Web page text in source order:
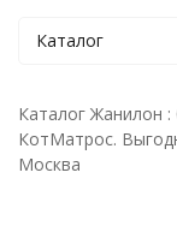
Каталог
Каталог Жанилон
КотМатрос.
Москва